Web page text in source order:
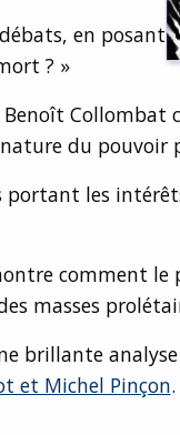
en posant
? »
Collombat
du pouvoir
portant les
comment le
masses
brillante
et Michel Pinçon.